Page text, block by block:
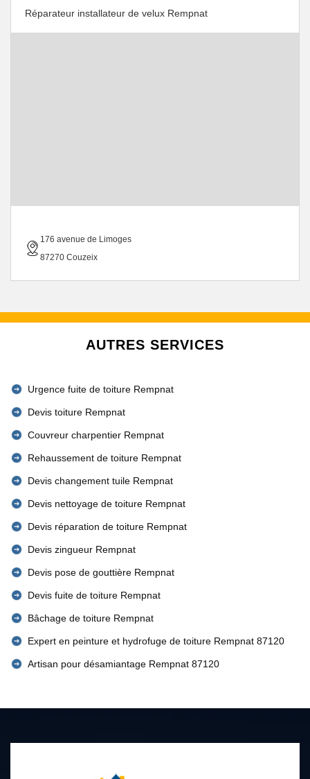
Réparateur installateur de velux Rempnat
176 avenue de Limoges
87270 Couzeix
AUTRES SERVICES
Urgence fuite de toiture Rempnat
Devis toiture Rempnat
Couvreur charpentier Rempnat
Rehaussement de toiture Rempnat
Devis changement tuile Rempnat
Devis nettoyage de toiture Rempnat
Devis réparation de toiture Rempnat
Devis zingueur Rempnat
Devis pose de gouttière Rempnat
Devis fuite de toiture Rempnat
Bâchage de toiture Rempnat
Expert en peinture et hydrofuge de toiture Rempnat 87120
Artisan pour désamiantage Rempnat 87120